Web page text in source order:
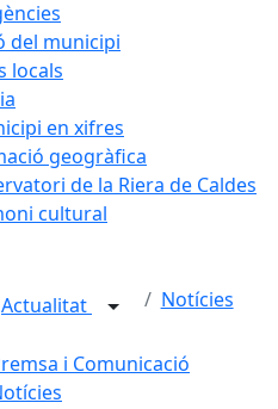
del municipi
locals
en xifres
geogràfica
de la Riera de Caldes
cultural
Actualitat Notícies
i Comunicació